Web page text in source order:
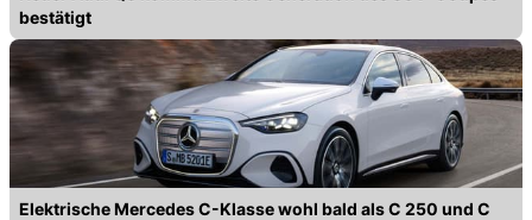
bestätigt
Elektrische Mercedes C-Klasse wohl bald als C 250 und C